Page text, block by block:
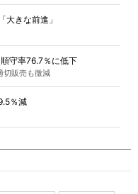
大きな前進」
守率76.7％に低下
切販売も微減
％減